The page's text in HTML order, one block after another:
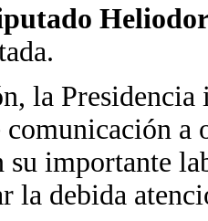
la
a
importante
la debida